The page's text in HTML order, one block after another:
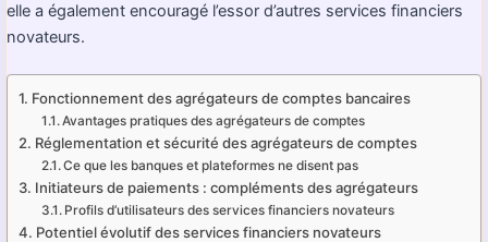
elle a également encouragé l’essor d’autres services financiers
novateurs.
Fonctionnement des agrégateurs de comptes bancaires
Avantages pratiques des agrégateurs de comptes
Réglementation et sécurité des agrégateurs de comptes
Ce que les banques et plateformes ne disent pas
Initiateurs de paiements : compléments des agrégateurs
Profils d’utilisateurs des services financiers novateurs
Potentiel évolutif des services financiers novateurs